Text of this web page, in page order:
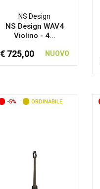
NS Design
NS Design WAV4
Violino - 4...
€ 725,00 NUOVO
-5% ORDINABILE